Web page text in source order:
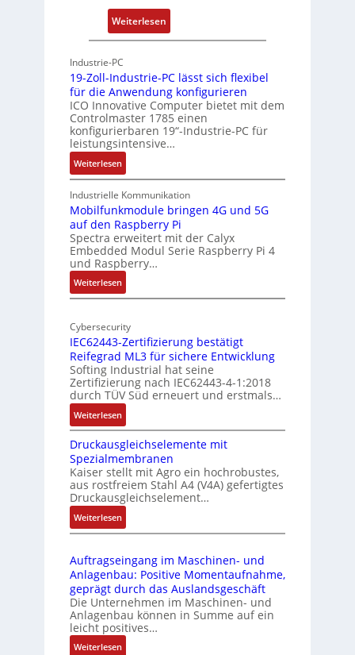
r
c
t
e
k
t
u
Weiterlesen:
P
s
i
c
a
I
a
n
d
E
g
e
Industrie-PC
19-Zoll-Industrie-PC lässt sich flexibel
für die Anwendung konfigurieren
ICO Innovative Computer bietet mit dem
Controlmaster 1785 einen
konfigurierbaren 19“-Industrie-PC für
leistungsintensive…
Weiterlesen:
1
9
-
Z
o
l
l
-
I
d
u
t
r
i
e
-
P
C
l
ä
s
s
s
c
h
f
l
e
Industrielle Kommunikation
Mobilfunkmodule bringen 4G und 5G
auf den Raspberry Pi
Spectra erweitert mit der Calyx
Embedded Modul Serie Raspberry Pi 4
und Raspberry…
Weiterlesen:
M
b
i
f
u
n
k
m
o
d
u
l
e
b
r
i
n
e
n
4
G
Cybersecurity
IEC62443-Zertifizierung bestätigt
Reifegrad ML3 für sichere Entwicklung
Softing Industrial hat seine
Zertifizierung nach IEC62443-4-1:2018
durch TÜV Süd erneuert und erstmals…
Weiterlesen:
I
E
C
6
2
4
4
3
Z
e
r
t
i
Druckausgleichselemente mit
Spezialmembranen
Kaiser stellt mit Agro ein hochrobustes,
aus rostfreiem Stahl A4 (V4A) gefertigtes
Druckausgleichselement…
Weiterlesen:
D
u
c
k
a
u
s
g
Auftragseingang im Maschinen- und
Anlagenbau: Positive Momentaufnahme,
geprägt durch das Auslandsgeschäft
Die Unternehmen im Maschinen- und
Anlagenbau können in Summe auf ein
leicht positives…
Weiterlesen: